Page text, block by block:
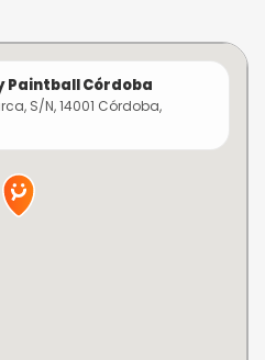
Paintball Córdoba
S/N, 14001 Córdoba,